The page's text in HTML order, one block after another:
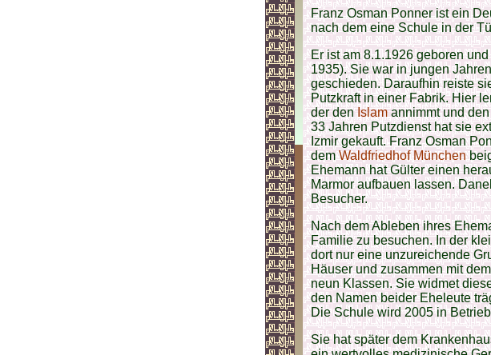
Franz Osman Ponner ist ein
nach dem eine Schule in der
Er ist am 8.1.1926 geboren
1935). Sie war in jungen
geschieden. Daraufhin reiste
Putzkraft in einer Fabrik. Hier
der denIslamannimmt und
33 Jahren Putzdienst hat sie
Izmir gekauft. Franz Osman
demWaldfriedhof München
Ehemann hat Gülter einen
Marmor aufbauen lassen.
Besucher.
Nach dem Ableben ihres
Familie zu besuchen. In der
dort nur eine unzureichende
Häuser und zusammen mit
neun Klassen. Sie widmet
den Namen beider Eheleute
Die Schule wird 2005 in
Sie hat später dem